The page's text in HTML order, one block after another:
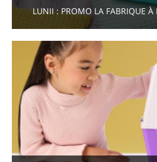
LUNII : PROMO LA FABRIQUE À